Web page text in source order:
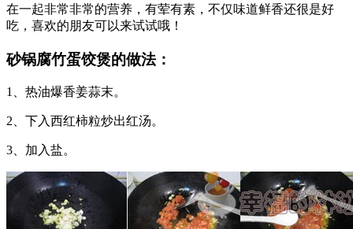
在一起非常非常的营养，有荤有素，不仅味道鲜香还很是好
吃，喜欢的朋友可以来试试哦！
砂锅腐竹蛋饺煲的做法：
1、热油爆香姜蒜末。
2、下入西红柿粒炒出红汤。
3、加入盐。